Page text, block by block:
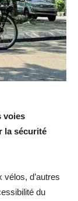
voies
la sécurité
d’autres
du